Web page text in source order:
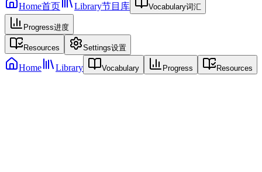
Home首页 Library节目库 Vocabulary词汇
Progress进度
Resources Settings设置
Home Library Vocabulary Progress Resources